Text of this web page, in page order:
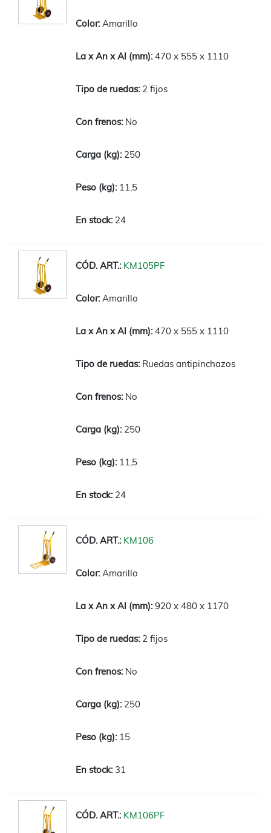
Amarillo
470 x 555 x 1110
2 fijos
No
250
11,5
24
KM105PF
Amarillo
470 x 555 x 1110
Ruedas antipinchazos
No
250
11,5
24
KM106
Amarillo
920 x 480 x 1170
2 fijos
No
250
15
31
KM106PF